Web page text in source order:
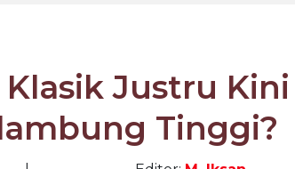
Justru Kini
Tinggi?